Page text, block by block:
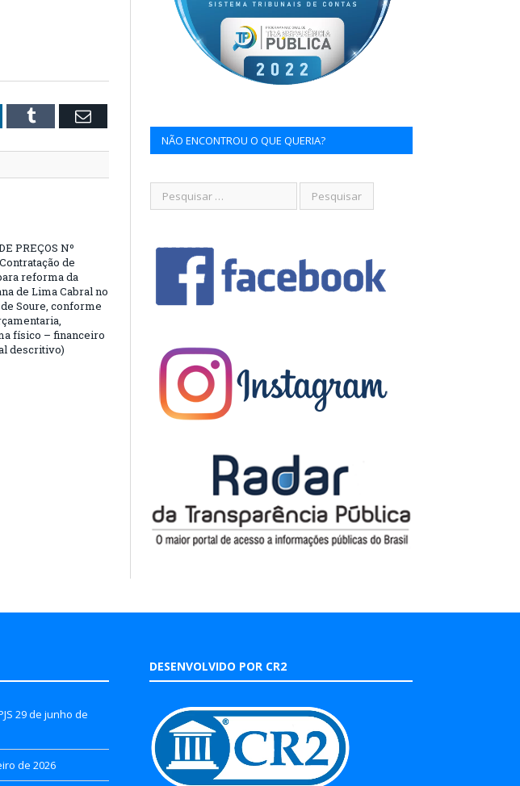
Tumblr Email
PREÇOS Nº
de
reforma da
de Lima Cabral no
Soure, conforme
físico – financeiro
descritivo)
NÃO ENCONTROU O QUE QUERIA?
29 de junho de
de 2026
DESENVOLVIDO POR CR2